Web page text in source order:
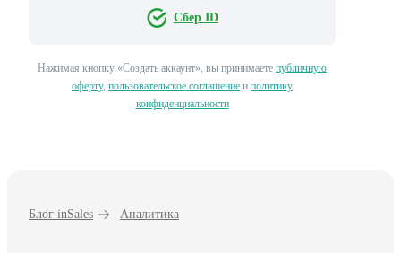
Сбер ID
Нажимая кнопку «Создать аккаунт», вы принимаете публичную
оферту, пользовательское соглашение и политику
конфиденциальности
Блог inSales Аналитика